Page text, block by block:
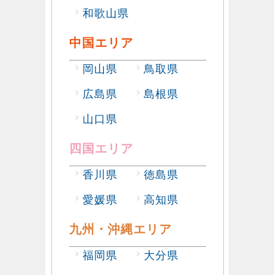
和歌山県
中国エリア
岡山県 鳥取県
広島県 島根県
山口県
四国エリア
香川県 徳島県
愛媛県 高知県
九州・沖縄エリア
福岡県 大分県